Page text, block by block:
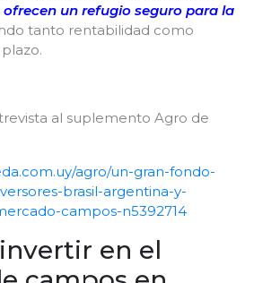
un refugio seguro para la
tanto rentabilidad como
al suplemento Agro de
agro/un-gran-fondo-
brasil-argentina-y-
campos-n5392714
en el